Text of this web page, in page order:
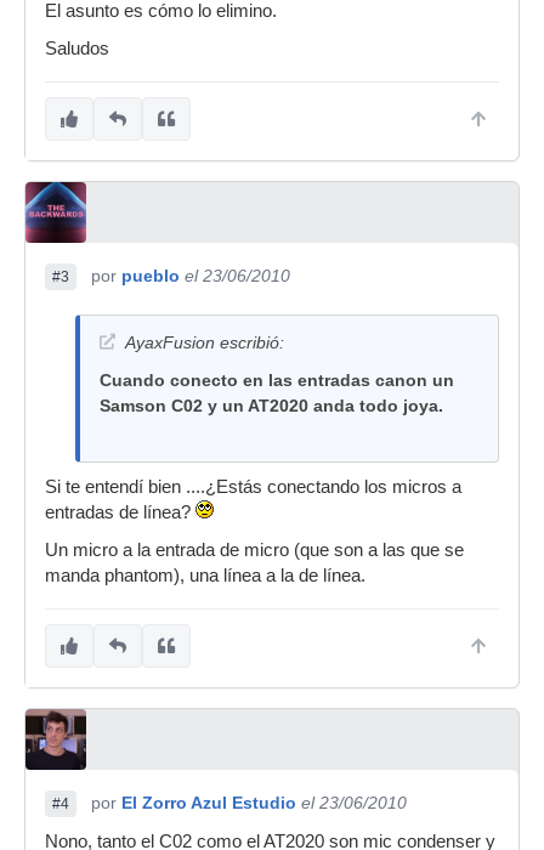
El asunto es cómo lo elimino.
Saludos
#3 por pueblo el 23/06/2010
AyaxFusion escribió:
Cuando conecto en las entradas canon un
Samson C02 y un AT2020 anda todo joya.
Si te entendí bien ....¿Estás conectando los micros a
entradas de línea?
Un micro a la entrada de micro (que son a las que se
manda phantom), una línea a la de línea.
#4 por El Zorro Azul Estudio el 23/06/2010
Nono, tanto el C02 como el AT2020 son mic condenser y